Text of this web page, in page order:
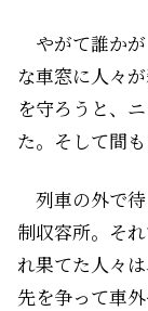
やがて誰か
な車窓に人々
を守ろうと、
た。そして間
列車の外で
制収容所。そ
れ果てた人々
先を争って車